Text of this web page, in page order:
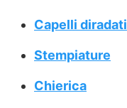
Capelli diradati
Stempiature
Chierica